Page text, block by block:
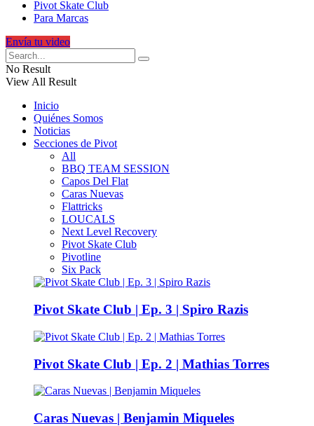
Pivot Skate Club
Para Marcas
Envía tu video
No Result
View All Result
Inicio
Quiénes Somos
Noticias
Secciones de Pivot
All
BBQ TEAM SESSION
Capos Del Flat
Caras Nuevas
Flattricks
LOUCALS
Next Level Recovery
Pivot Skate Club
Pivotline
Six Pack
Pivot Skate Club | Ep. 3 | Spiro Razis
Pivot Skate Club | Ep. 2 | Mathias Torres
Caras Nuevas | Benjamin Miqueles